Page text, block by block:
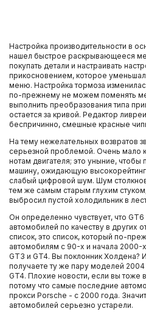
Настройка производительности в
нашел быстрое раскрывающееся
покупать детали и настраивать
прикосновением, которое
меню. Настройка тормоза
по-прежнему не можем поменять
выполнить преобразования типа
остается за кривой. Редактор
беспричинно, смешные красные
На тему нежелательных возвратов
серьезной проблемой. Очень мало
нотам двигателя; это уныние,
машину, ожидающую
слабый цифровой шум. Шум
тем же самым старым глухим стуком,
выбросил пустой холодильник в
Он определенно чувствует, что
автомобилей по качеству в других
список, это список, который по-
автомобилям с 90-х и начала 2000-
GT3 и GT4. Вы поклонник Холдена?
получаете ту же пару моделей
GT4. Плохие новости, если вы тоже
потому что самые последние
прокси Porsche - с 2000 года.
автомобилей серьезно устарели.